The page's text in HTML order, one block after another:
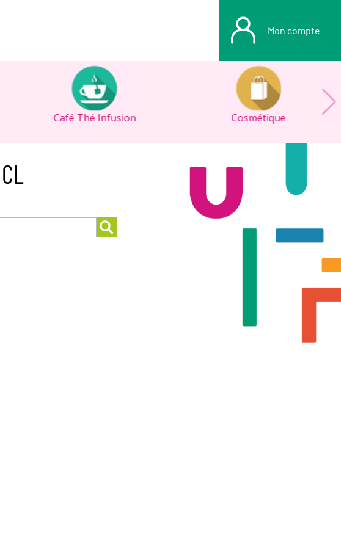
Mon compte
Café Thé Infusion Cosmétique